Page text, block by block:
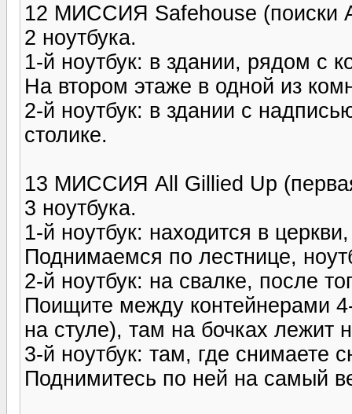
12 МИССИЯ Safehouse (поиски
2 ноутбука.
1-й ноутбук: в здании, рядом с
На втором этаже в одной из
2-й ноутбук: в здании с
столике.
13 МИССИЯ All Gillied Up
3 ноутбука.
1-й ноутбук: находится в
Поднимаемся по лестнице,
2-й ноутбук: на свалке, после
Поищите между контейнерами
на стуле), там на бочках лежит
3-й ноутбук: там, где снимаете
Поднимитесь по ней на самый